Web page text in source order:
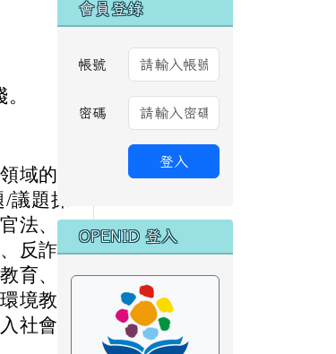
域的
題探
法、
反詐
育、
境教
社會
會員登錄
帳號
密碼
登入
OPENID 登入